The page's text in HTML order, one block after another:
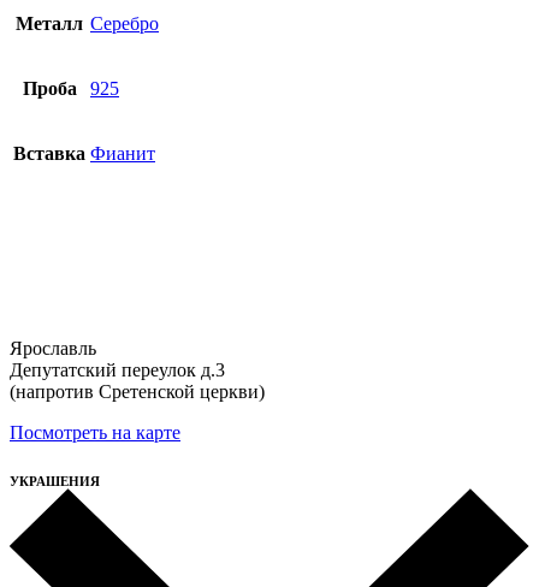
Металл Серебро
Проба 925
Вставка Фианит
Ярославль
Депутатский переулок д.3
(напротив Сретенской церкви)
Посмотреть на карте
УКРАШЕНИЯ